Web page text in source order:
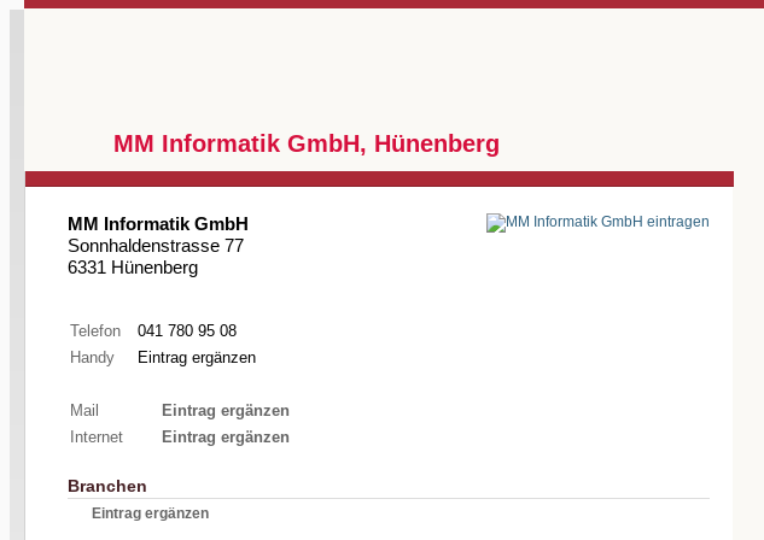
MM Informatik GmbH, Hünenberg
MM Informatik GmbH
Sonnhaldenstrasse 77
6331 Hünenberg
Telefon
041 780 95 08
Handy
Eintrag ergänzen
Mail
Eintrag ergänzen
Internet
Eintrag ergänzen
Branchen
Eintrag ergänzen